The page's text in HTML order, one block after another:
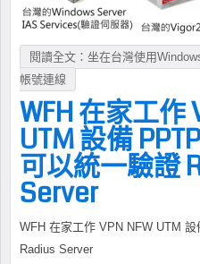
閱讀全文：坐在台灣使用
帳號連線
WFH 在家工作
UTM 設備
可以統一驗證
Server
WFH 在家工作 VPN NFW UTM
Radius Server